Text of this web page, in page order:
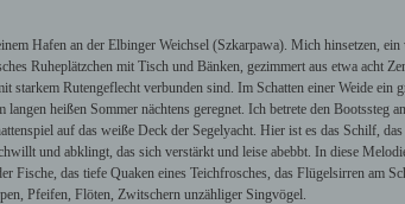
Hafen an der Elbinger Weichsel (Szkarpawa). Mich hinsetzen,
Ruheplätzchen mit Tisch und Bänken, gezimmert aus etwa acht
starkem Rutengeflecht verbunden sind. Im Schatten einer Weide
heißen Sommer nächtens geregnet. Ich betrete den
auf das weiße Deck der Segelyacht. Hier ist es das Schilf,
und abklingt, das sich verstärkt und leise abebbt. In diese
Fische, das tiefe Quaken eines Teichfrosches, das Flügelsirren am
Pfeifen, Flöten, Zwitschern unzähliger Singvögel.